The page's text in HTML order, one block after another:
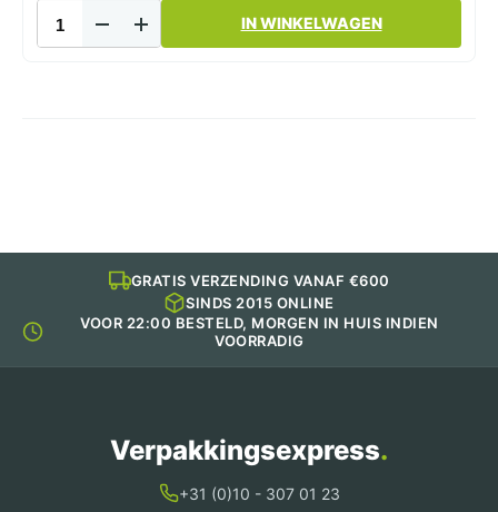
Wit
480cc
IN WINKELWAGEN
GRATIS VERZENDING VANAF €600
SINDS 2015 ONLINE
VOOR 22:00 BESTELD, MORGEN IN HUIS INDIEN
VOORRADIG
Verpakkingsexpress.
+31 (0)10 - 307 01 23